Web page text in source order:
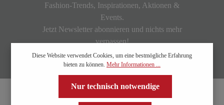
Fashion-Trends, Inspirationen, Aktionen &
Events.
Jetzt Newsletter abonnieren und nichts mehr
verpassen!
Diese Website verwendet Cookies, um eine bestmögliche Erfahrung
bieten zu können. Mehr Informationen ...
Nur technisch notwendige